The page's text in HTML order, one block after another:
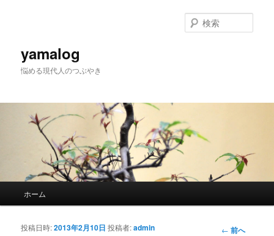
yamalog
悩める現代人のつぶやき
索
メインコンテンツへ移動
サブコンテンツへ移動
ホーム
投稿ナビ
← 前へ
投稿日時:2013年2月10日 投稿者:admin